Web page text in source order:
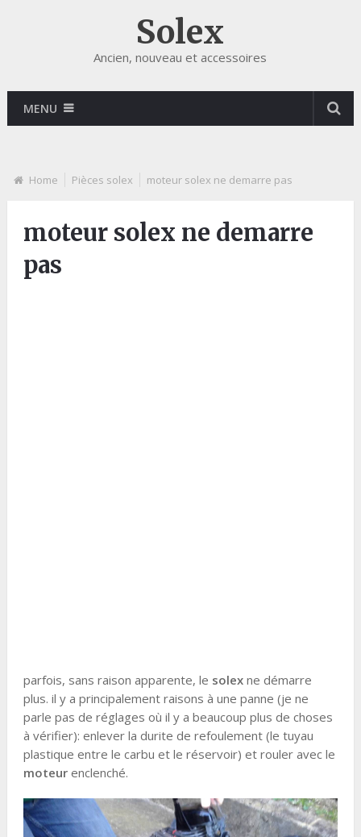
Solex
Ancien, nouveau et accessoires
MENU
Home Pièces solex moteur solex ne demarre pas
moteur solex ne demarre
pas
parfois, sans raison apparente, le solexne démarre
plus. il y a principalement raisons à une panne (je ne
parle pas de réglages où il y a beaucoup plus de choses
à vérifier): enlever la durite de refoulement (le tuyau
plastique entre le carbu et le réservoir) et rouler avec le
moteurenclenché.